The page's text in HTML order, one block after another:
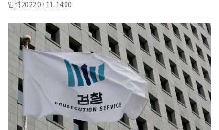
입력 2022.07.11. 14:00